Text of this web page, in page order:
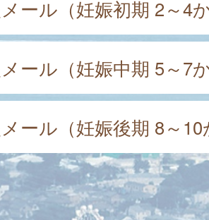
ール（妊娠初期 2～4
ール（妊娠中期 5～7
ール（妊娠後期 8～